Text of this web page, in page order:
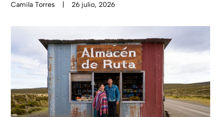
Camila Torres 26 julio, 2026